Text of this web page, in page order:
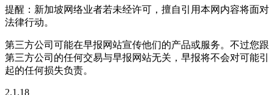
提醒：新加坡网络业者若未经许可，擅自引用本网内容将面对
法律行动。
第三方公司可能在早报网站宣传他们的产品或服务。不过您跟
第三方公司的任何交易与早报网站无关，早报将不会对可能引
起的任何损失负责。
2.1.18